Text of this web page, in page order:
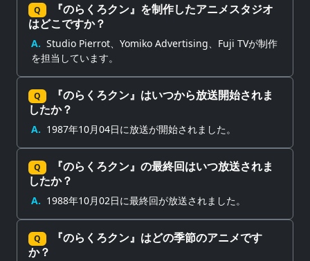
Q
『のらくろクン』を制作したアニメスタジオ
はどこですか？
A. Studio Pierrot、Yomiko Advertising、Fuji TVが制作
を担当しています。
Q
『のらくろクン』はいつから放送開始されま
したか？
A. 1987年10月04日に放送が開始されました。
Q
『のらくろクン』の最終回はいつ放送されま
したか？
A. 1988年10月02日に最終回が放送されました。
Q
『のらくろクン』はどの季節のアニメです
か？